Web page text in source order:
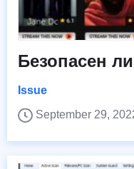
Безопасен
Issue
September 29,